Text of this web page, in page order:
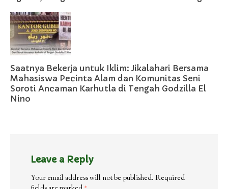
Saatnya Bekerja untuk Iklim: Jikalahari Bersama
Mahasiswa Pecinta Alam dan Komunitas Seni
Soroti Ancaman Karhutla di Tengah Godzilla El
Nino
Leave a Reply
Your email address will not be published. Required